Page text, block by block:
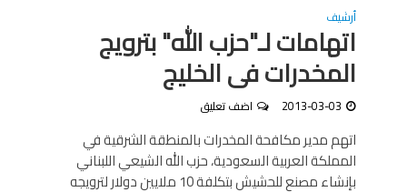
أرشيف
اتهامات لـ"حزب الله" بترويج
المخدرات فى الخليج
2013-03-03 اضف تعليق
اتهم مدير مكافحة المخدرات بالمنطقة الشرقية في
المملكة العربية السعودية، حزب الله الشيعي اللبناني
بإنشاء مصنع للحشيش بتكلفة 10 ملايين دولار لترويجه